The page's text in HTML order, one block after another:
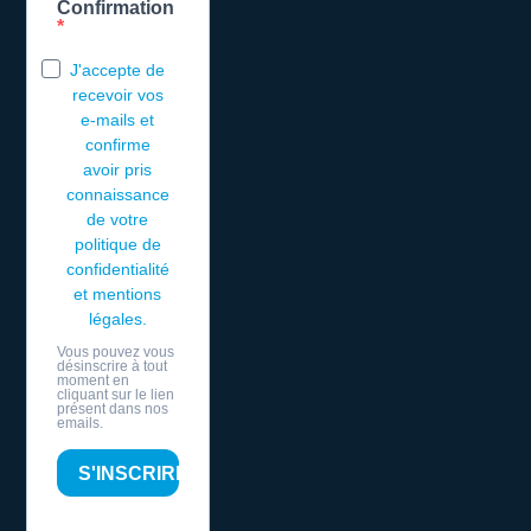
Confirmation
J'accepte de
recevoir vos
e-mails et
confirme
avoir pris
connaissance
de votre
politique de
confidentialité
et mentions
légales.
Vous pouvez vous
désinscrire à tout
moment en
cliquant sur le lien
présent dans nos
emails.
S'INSCRIRE